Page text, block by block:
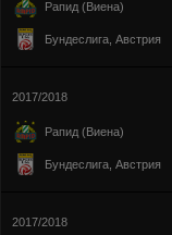
Рапид (Виена)
Бундеслига, Австрия
2017/2018
Рапид (Виена)
Бундеслига, Австрия
2017/2018